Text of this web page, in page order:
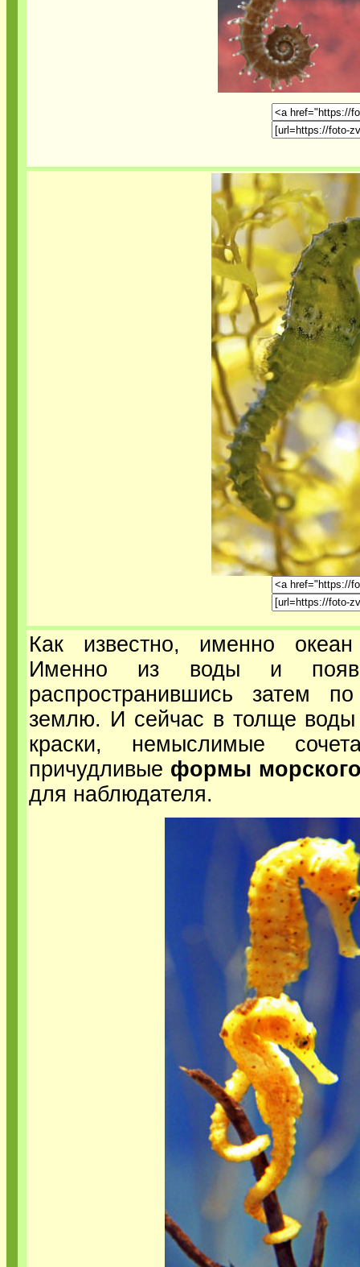
Как известно, именно
Именно из воды и
распространившись затем
землю. И сейчас в толще воды
краски, немыслимые
причудливые формы
для наблюдателя.